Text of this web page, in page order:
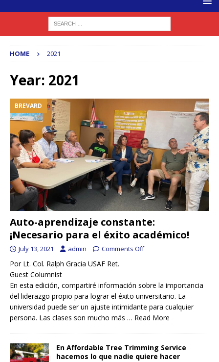
HOME 2021
Year: 2021
BREVARD
Auto-aprendizaje constante:
¡Necesario para el éxito académico!
July 13, 2021 admin Comments Off
Por Lt. Col. Ralph Gracia USAF Ret.
Guest Columnist
En esta edición, compartiré información sobre la importancia
del liderazgo propio para lograr el éxito universitario. La
universidad puede ser un ajuste intimidante para cualquier
persona. Las clases son mucho más … Read More
En Affordable Tree Trimming Service
hacemos lo que nadie quiere hacer